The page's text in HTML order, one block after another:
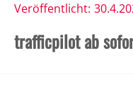
Veröffentlicht:
trafficpilot ab